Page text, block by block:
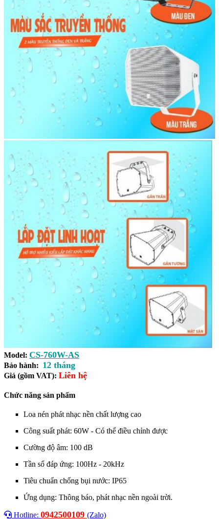
Model: CS-760W-AS
Bảo hành: 12 tháng
Giá (gồm VAT): Liên hệ
Chức năng sản phẩm
Loa nén phát nhạc nền chất lượng cao
Công suất phát: 60W - Có thể điều chỉnh được
Cường độ âm: 100 dB
Tần số đáp ứng: 100Hz - 20kHz
Tiêu chuẩn chống bụi nước: IP65
Ứng dụng: Thông báo, phát nhạc nền ngoài trời.
Hotline: 0942500109 (Zalo)